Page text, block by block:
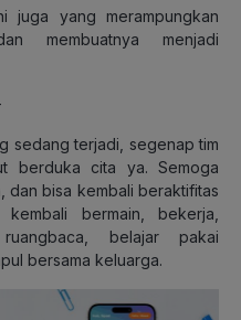
juga yang merampungkan
membuatnya menjadi
sedang terjadi, segenap tim
berduka cita ya. Semoga
dan bisa kembali beraktifitas
bermain, bekerja,
belajar pakai
bersama keluarga.